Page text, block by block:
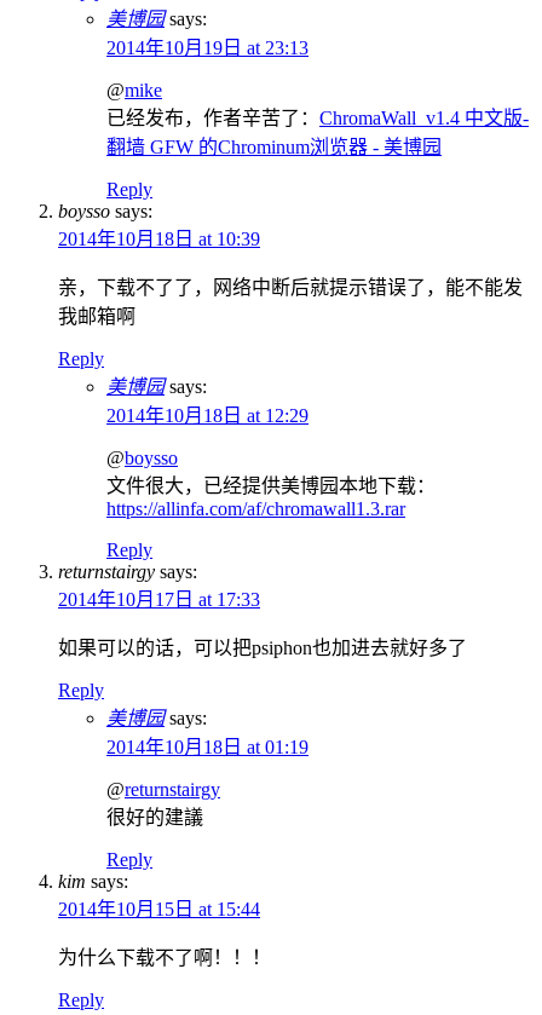
美博园 says:
2014年10月19日 at 23:13
@mike
已经发布，作者辛苦了： ChromaWall_v1.4 中文版-
翻墙 GFW 的Chrominum浏览器 - 美博园
Reply
boysso says:
2014年10月18日 at 10:39
亲，下载不了了，网络中断后就提示错误了，能不能发
我邮箱啊
Reply
美博园 says:
2014年10月18日 at 12:29
@boysso
文件很大，已经提供美博园本地下载：
https://allinfa.com/af/chromawall1.3.rar
Reply
returnstairgy says:
2014年10月17日 at 17:33
如果可以的话，可以把psiphon也加进去就好多了
Reply
美博园 says:
2014年10月18日 at 01:19
@returnstairgy
很好的建議
Reply
kim says:
2014年10月15日 at 15:44
为什么下载不了啊！！！
Reply